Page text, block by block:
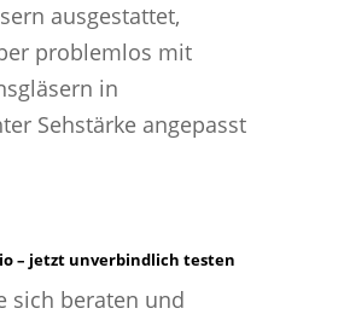
ausgestattet,
problemlos mit
in
Sehstärke angepasst
– jetzt unverbindlich testen
sich beraten und